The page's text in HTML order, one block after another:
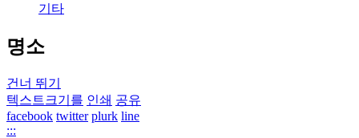
기타
명소
건너 뛰기
텍스트크기를 인쇄 공유
facebook twitter plurk line
:::